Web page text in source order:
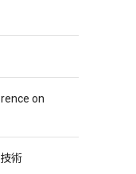
on
術